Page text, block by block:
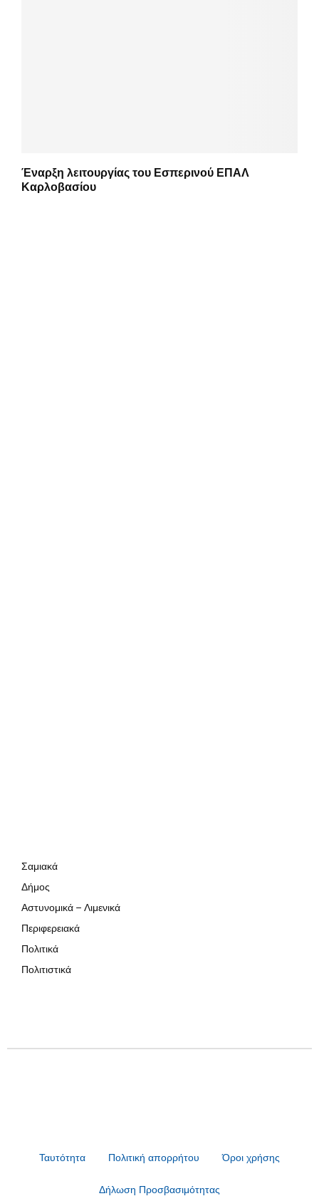
Έναρξη λειτουργίας του Εσπερινού ΕΠΑΛ
Καρλοβασίου
Σαμιακά
Δήμος
Αστυνομικά – Λιμενικά
Περιφερειακά
Πολιτικά
Πολιτιστικά
Ταυτότητα Πολιτική απορρήτου Όροι χρήσης
Δήλωση Προσβασιμότητας